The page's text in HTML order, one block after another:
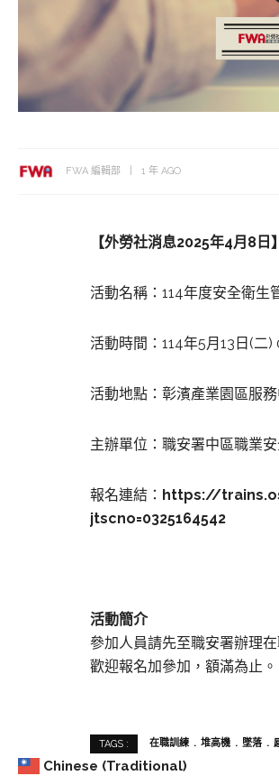
Chinese (Traditional)
FWA 編輯部 1 年 AGO
【外勞社消息2025年4月8日】
活動名稱：114年度安全衛生
活動時間：114年5月13日(二
活動地點：彰濱產業園區服
主辦單位：職安署中區職業
報名連結： https://
jtscno=0325164542
活動簡介
參加人員請先至職安署辦理
歡迎報名加參加，額滿為止。
TAGS : 在職訓練 堆高機 墜落